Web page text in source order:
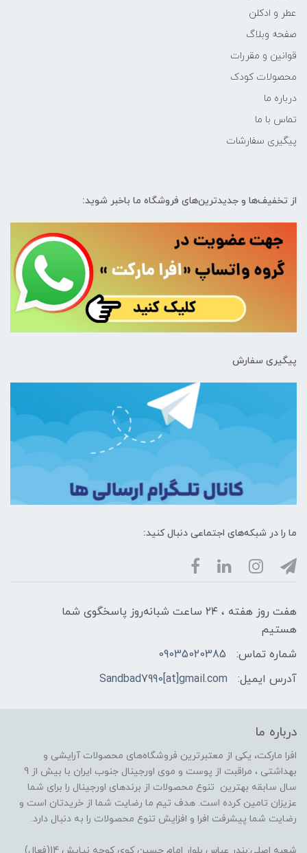
عطر و ادکلن
صفحه وبلاگ
قوانین و مقررات
محصولات کودک
درباره ما
تماس با ما
پیگیری سفارشات
از تخفیف‌ها و جدیدترین‌های فروشگاه ما باخبر شوید:
پیگیری سفارش
ما را در شبکه‌های اجتماعی دنبال کنید:
هفت روز هفته ، ۲۴ ساعت شبانه‌روز پاسخگوی شما
هستیم
شماره تماس:
09035020385
آدرس ایمیل:
Sandbad7990[at]gmail.com
درباره ما
افرا مارکت، یکی از معتبرترین فروشگاه‌های محصولات آرایشی و
بهداشتی ، مراقبت از پوست و موی اورجینال جنوب ایران با بیش از 9
سال سابقه بهترین تنوع محصولات از برندهای اورجینال را برای شما
عزیزان تامین کرده است. هدف تیم ما رضایت شما از خریدتان است و
رضایت شما پیشرفت افرا و افزایش تنوع محصولات را به دنبال دارد.